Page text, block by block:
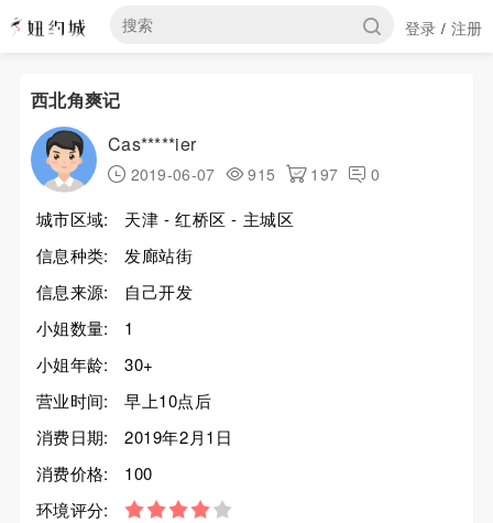
登录 / 注册
西北角爽记
Cas*****ier
2019-06-07 915 197 0
城市区域:
天津 - 红桥区 - 主城区
信息种类:
发廊站街
信息来源:
自己开发
小姐数量:
1
小姐年龄:
30+
营业时间:
早上10点后
消费日期:
2019年2月1日
消费价格:
100
环境评分: